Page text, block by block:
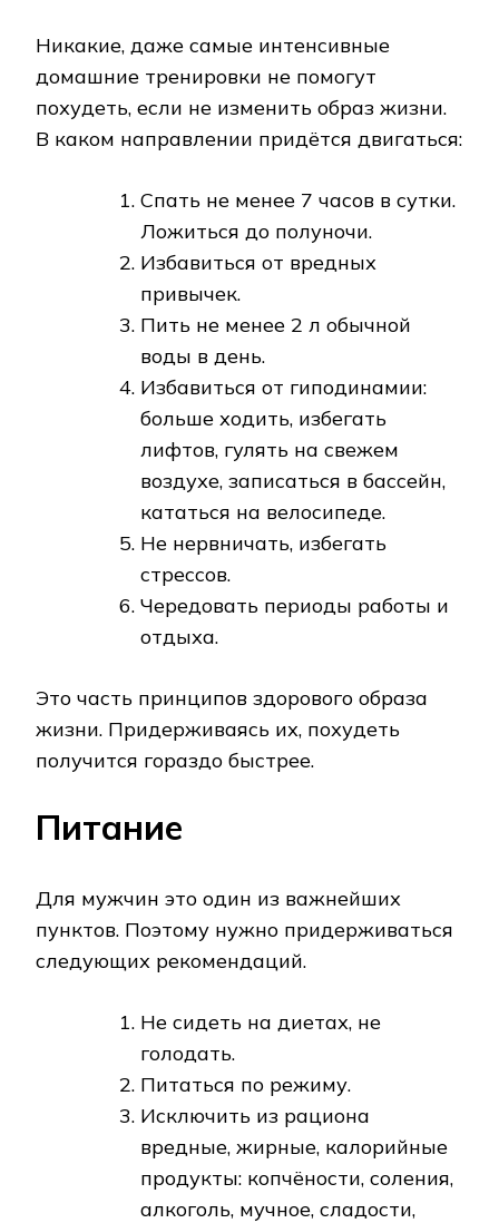
Никакие, даже самые интенсивные
домашние тренировки не помогут
похудеть, если не изменить образ жизни.
В каком направлении придётся двигаться:
Спать не менее 7 часов в сутки.
Ложиться до полуночи.
Избавиться от вредных
привычек.
Пить не менее 2 л обычной
воды в день.
Избавиться от гиподинамии:
больше ходить, избегать
лифтов, гулять на свежем
воздухе, записаться в бассейн,
кататься на велосипеде.
Не нервничать, избегать
стрессов.
Чередовать периоды работы и
отдыха.
Это часть принципов здорового образа
жизни. Придерживаясь их, похудеть
получится гораздо быстрее.
Питание
Для мужчин это один из важнейших
пунктов. Поэтому нужно придерживаться
следующих рекомендаций.
Не сидеть на диетах, не
голодать.
Питаться по режиму.
Исключить из рациона
вредные, жирные, калорийные
продукты: копчёности, соления,
алкоголь, мучное, сладости,